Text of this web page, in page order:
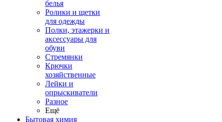
белья
Ролики и щетки
для одежды
Полки, этажерки и
аксессуары для
обуви
Стремянки
Крючки
хозяйственные
Лейки и
опрыскиватели
Разное
Ещё
Бытовая химия